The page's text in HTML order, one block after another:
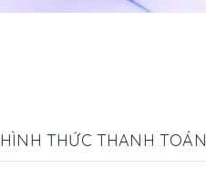
HÌNH THỨC THANH TOÁN